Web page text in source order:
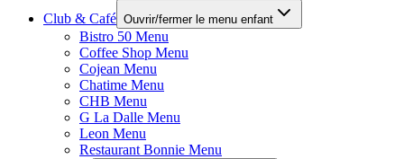
Club & Café Ouvrir/fermer le menu enfant
Bistro 50 Menu
Coffee Shop Menu
Cojean Menu
Chatime Menu
CHB Menu
G La Dalle Menu
Leon Menu
Restaurant Bonnie Menu